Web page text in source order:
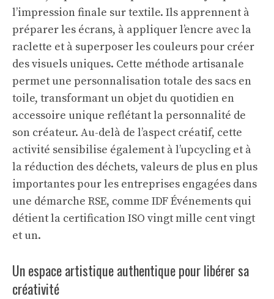
l’impression finale sur textile. Ils apprennent à
préparer les écrans, à appliquer l’encre avec la
raclette et à superposer les couleurs pour créer
des visuels uniques. Cette méthode artisanale
permet une personnalisation totale des sacs en
toile, transformant un objet du quotidien en
accessoire unique reflétant la personnalité de
son créateur. Au-delà de l’aspect créatif, cette
activité sensibilise également à l’upcycling et à
la réduction des déchets, valeurs de plus en plus
importantes pour les entreprises engagées dans
une démarche RSE, comme IDF Événements qui
détient la certification ISO vingt mille cent vingt
et un.
Un espace artistique authentique pour libérer sa
créativité